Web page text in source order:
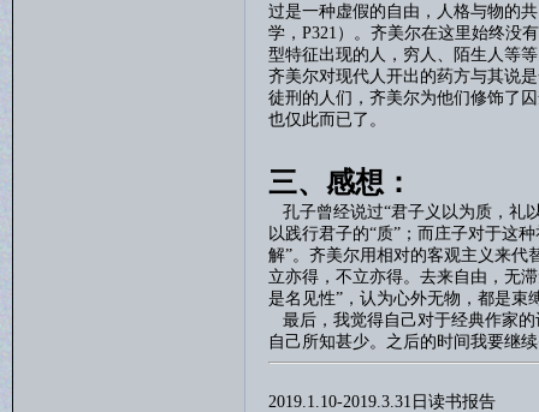
过是一种虚假的自由，人格与物的
学， P321 ）。齐美尔在这里始终没
型特征出现的人，穷人、陌生人等
齐美尔对现代人开出的药方与其说
徒刑的人们，齐美尔为他们修饰了
也仅此而已了。
三、感想：
孔子曾经说过“君子义以为质，礼
以践行君子的“质”；而庄子对于这
解”。齐美尔用相对的客观主义来代
立亦得，不立亦得。去来自由，无
是名见性”，认为心外无物，都是束
最后，我觉得自己对于经典作家
自己所知甚少。之后的时间我要继
2019.1.10-2019.3.31 日读书报告